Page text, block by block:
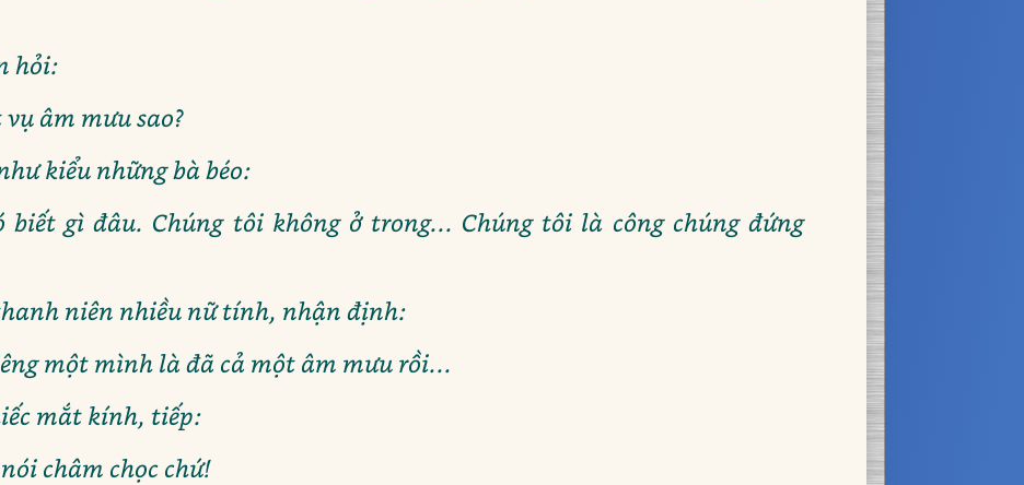
hỏi:
âm mưu sao?
kiểu những bà béo:
biết gì đâu. Chúng tôi không ở trong... Chúng tôi là công chúng đứng
niên nhiều nữ tính, nhận định:
một mình là đã cả một âm mưu rồi...
mắt kính, tiếp:
châm chọc chứ!